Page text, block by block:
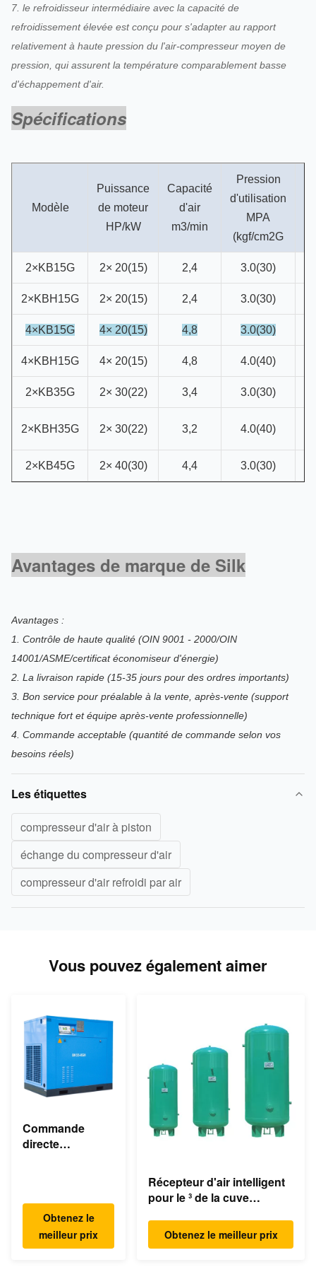
7. le refroidisseur intermédiaire avec la capacité de
refroidissement élevée est conçu pour s'adapter au rapport
relativement à haute pression du l'air-compresseur moyen de
pression, qui assurent la température comparablement basse
d'échappement d'air.
Spécifications
Modèle
Puissance
de moteur
HP/kW
Capacité
d'air
m3/min
Pression
d'utilisation
MPA
(kgf/cm2G
2×KB15G 2× 20(15) 2,4 3.0(30)
2×KBH15G 2× 20(15) 2,4 3.0(30)
4×KB15G 4× 20(15) 4,8 3.0(30)
4×KBH15G 4× 20(15) 4,8 4.0(40)
2×KB35G 2× 30(22) 3,4 3.0(30)
2×KBH35G 2× 30(22) 3,2 4.0(40)
2×KB45G 2× 40(30) 4,4 3.0(30)
Avantages de marque de Silk
Avantages :
1. Contrôle de haute qualité (OIN 9001 - 2000/OIN
14001/ASME/certificat économiseur d'énergie)
2. La livraison rapide (15-35 jours pour des ordres importants)
3. Bon service pour préalable à la vente, après-vente (support
technique fort et équipe après-vente professionnelle)
4. Commande acceptable (quantité de commande selon vos
besoins réels)
Les étiquettes
compresseur d'air à piston
échange du compresseur d'air
compresseur d'air refroidi par air
Vous pouvez également aimer
Commande
directe
d'air de vis de
55KW 75HP 8bar
350cfm
Obtenez le
meilleur prix
Récepteur d'air intelligent
pour le ³ de la cuve
compresseur/compresseur
d'air 1.0m
Obtenez le meilleur prix